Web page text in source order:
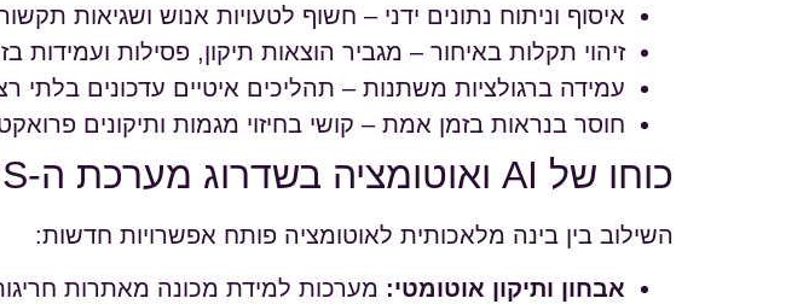
איסוף וניתוח נתונים ידני – חשוף לטעויות אנוש ושגיאות
זיהוי תקלות באיחור – מגביר הוצאות תיקון, פסילות ועמידות
עמידה ברגולציות משתנות – תהליכים איטיים עדכונים בלתי
חוסר בנראות בזמן אמת – קושי בחיזוי מגמות ותיקונים
כוחו של AI ואוטומציה בשדרוג מערכת ה-QMS
השילוב בין בינה מלאכותית לאוטומציה פותח אפשרויות חדשות:
אבחון ותיקון אוטומטי: מערכות למידת מכונה מאתרות